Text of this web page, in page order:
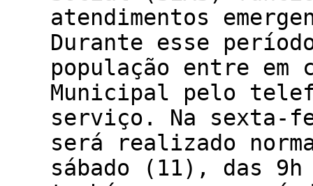
atendimentos
Durante esse
população entre em
Municipal pelo
serviço. Na sexta-
será realizado
sábado (11), das